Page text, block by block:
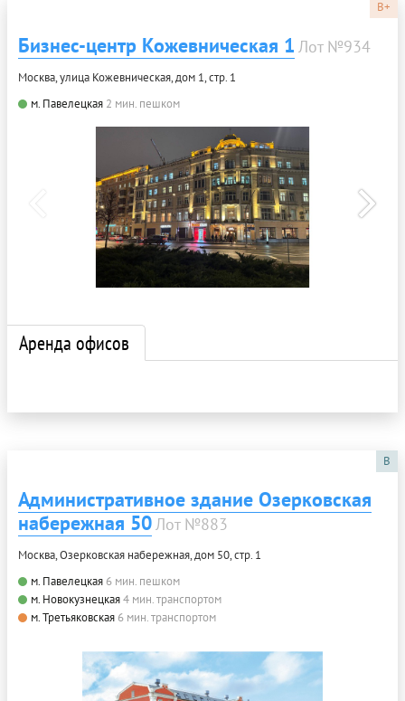
B+
Бизнес-центр Кожевническая 1 Лот №934
Москва, улица Кожевническая, дом 1, стр. 1
м. Павелецкая 2 мин. пешком
Аренда офисов
B
Административное здание Озерковская
набережная 50Лот №883
Москва, Озерковская набережная, дом 50, стр. 1
м. Павелецкая 6 мин. пешком
м. Новокузнецкая4 мин. транспортом
м. Третьяковская 6 мин. транспортом